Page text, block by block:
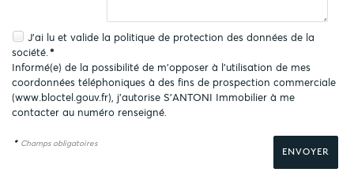
J'ai lu et valide la politique de protection des données de la
société.*
Informé(e) de la possibilité de m'opposer à l'utilisation de mes
coordonnées téléphoniques à des fins de prospection commerciale
(www.bloctel.gouv.fr), j'autorise S'ANTONI Immobilier à me
contacter au numéro renseigné.
* Champs obligatoires